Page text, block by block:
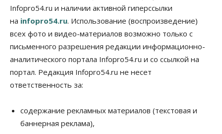
Новосибирцы стали реже оформлять
дома по упрощенной схеме
07 Августа 2026, 16:00
Власть Общество Право&Порядок
Роспотребнадзор изъял почти полторы тонны
мяса в Новосибирской области
Расходы новосибирцев на спорт выросли на 40%
за полгода
07 Августа 2026, 14:35
Infopro54.ru и наличии активной гиперссылки
на infopro54.ru. Использование (воспроизведение)
всех фото и видео-материалов возможно только с
письменного разрешения редакции информационно-
аналитического портала Infopro54.ru и со ссылкой на
портал. Редакция Infopro54.ru не несет
ответственность за:
содержание рекламных материалов (текстовая и
баннерная реклама),